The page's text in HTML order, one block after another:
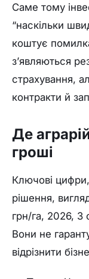
Саме тому
“наскільки
коштує
з’являються
страхування,
контракти й
Де
гроші
Ключові
рішення,
грн/га, 2026, 3
Вони не
відрізнити